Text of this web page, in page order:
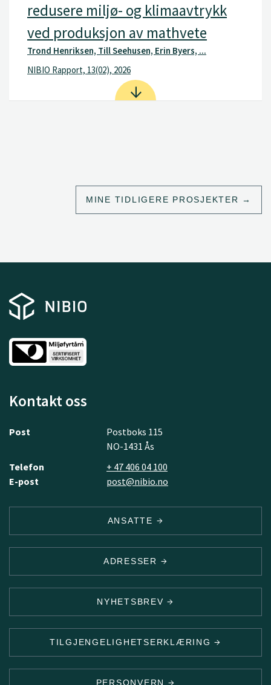
redusere miljø- og klimaavtrykk
ved produksjon av mathvete
Trond Henriksen, Till Seehusen, Erin Byers, ...
NIBIO Rapport, 13(02), 2026
MINE TIDLIGERE PROSJEKTER
Kontakt oss
Post
Postboks 115
NO-1431 Ås
Telefon
+ 47 406 04 100
E-post
post@nibio.no
ANSATTE
ADRESSER
NYHETSBREV
TILGJENGELIGHETSERKLÆRING
PERSONVERN